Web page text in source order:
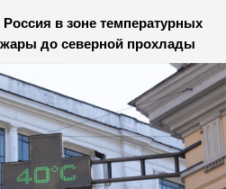
в зоне температурных
до северной прохлады